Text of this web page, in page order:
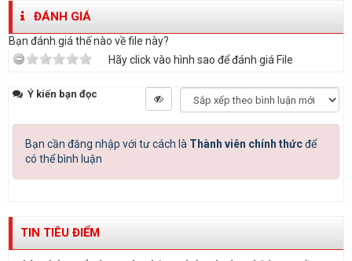
ĐÁNH GIÁ
Bạn đánh giá thế nào về file này?
Hãy click vào hình sao để đánh giá File
Ý kiến bạn đọc
Bạn cần đăng nhập với tư cách là Thành viên chính thứcđể
có thể bình luận
TIN TIÊU ĐIỂM